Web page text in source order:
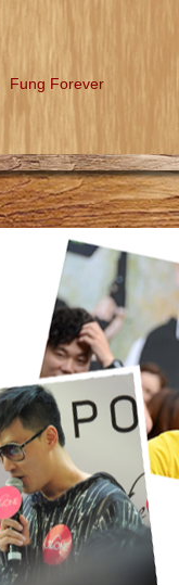
Fung Forever